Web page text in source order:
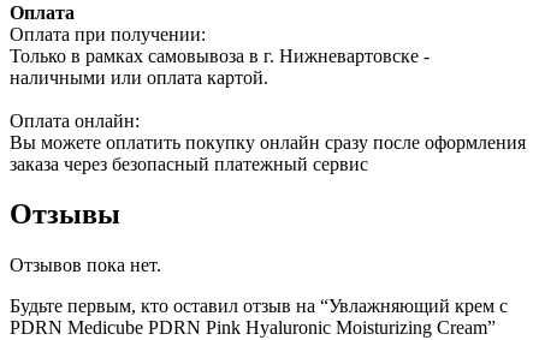
Оплата
Оплата при получении:
Только в рамках самовывоза в г. Нижневартовске -
наличными или оплата картой.
Оплата онлайн:
Вы можете оплатить покупку онлайн сразу после оформления
заказа через безопасный платежный сервис
Отзывы
Отзывов пока нет.
Будьте первым, кто оставил отзыв на “Увлажняющий крем c
PDRN Medicube PDRN Pink Hyaluronic Moisturizing Cream”